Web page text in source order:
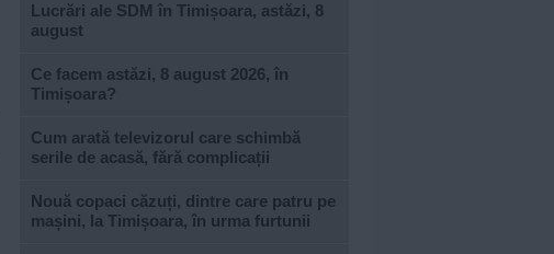
Lucrări ale SDM în Timișoara, astăzi, 8
august
Ce facem astăzi, 8 august 2026, în
Timișoara?
Cum arată televizorul care schimbă
serile de acasă, fără complicații
Nouă copaci căzuți, dintre care patru pe
mașini, la Timișoara, în urma furtunii